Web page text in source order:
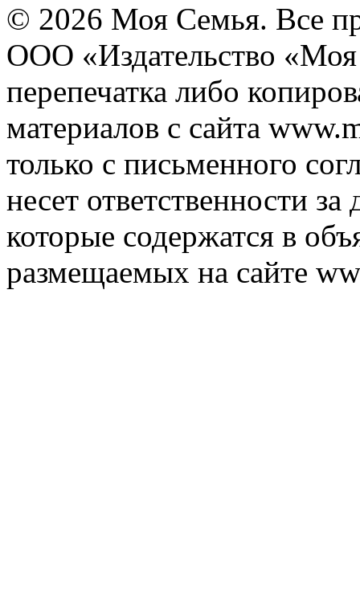
© 2026 Моя Семья. Все
ООО «Издательство
перепечатка либо
материалов с сайта
только с письменного
несет ответственности
которые содержатся в
размещаемых на сайте